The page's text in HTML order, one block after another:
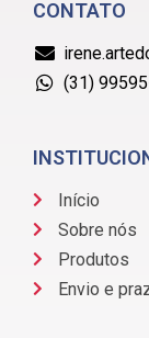
CONTATO
(31)
Início
Sobre nós
Produtos
Envio e